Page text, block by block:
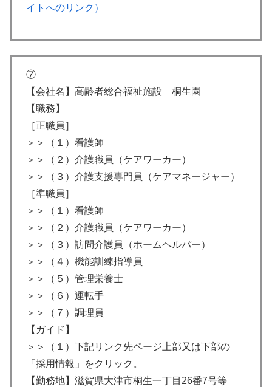
イトへのリンク）
⑦
【会社名】高齢者総合福祉施設 桐生園
【職務】
［正職員］
＞＞（１）看護師
＞＞（２）介護職員（ケアワーカー）
＞＞（３）介護支援専門員（ケアマネージャー）
［準職員］
＞＞（１）看護師
＞＞（２）介護職員（ケアワーカー）
＞＞（３）訪問介護員（ホームヘルパー）
＞＞（４）機能訓練指導員
＞＞（５）管理栄養士
＞＞（６）運転手
＞＞（７）調理員
【ガイド】
＞＞（１）下記リンク先ページ上部又は下部の
「採用情報」をクリック。
【勤務地】滋賀県大津市桐生一丁目26番7号等